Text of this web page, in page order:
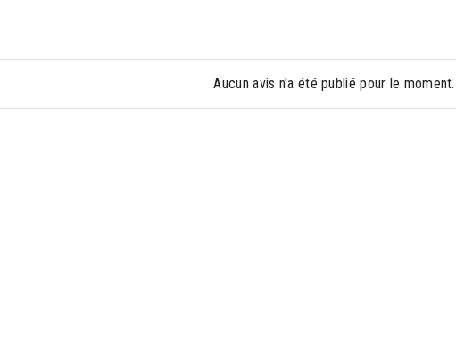
Aucun avis n'a été publié pour le moment.